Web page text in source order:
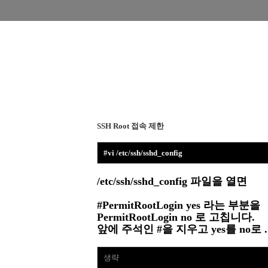
SSH Root 접속 제한
#vi /etc/ssh/sshd_config
/etc/ssh/sshd_config 파일을 열면
#PermitRootLogin yes 라는 부분을
PermitRootLogin no 로 고칩니다.
앞에 주석인 #을 지우고 yes를 no로
생략